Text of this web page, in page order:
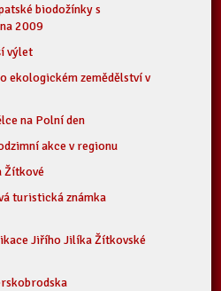
biodožínky s
2009
výlet
ekologickém zemědělství v
na Polní den
akce v regionu
Žítkové
turistická známka
Jiřího Jilíka Žítkovské